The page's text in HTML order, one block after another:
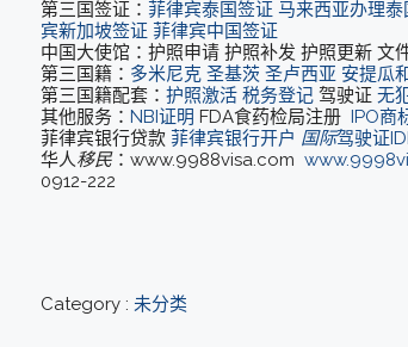
第三国签证： 菲律宾泰国签证 马来西亚办理泰
宾新加坡签证 菲律宾中国签证
中国大使馆：护照申请 护照补发 护照更新 文
第三国籍： 多米尼克 圣基茨 圣卢西亚 安提瓜
第三国籍配套： 护照激活 税务登记驾驶证 无
其他服务： NBI证明 FDA食药检局注册 IPO商
菲律宾银行贷款 菲律宾银行开户 国际驾驶证
华人移民：www.9988visa.com
0912-222
Category : 未分类